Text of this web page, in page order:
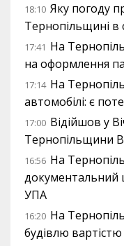
18:10 Яку погоду
Тернопільщині в
17:41 На
на оформлення
17:14 На
автомобілі: є
17:00 Відійшов у
Тернопільщини
16:56 На
документальний
УПА
16:20 На
будівлю